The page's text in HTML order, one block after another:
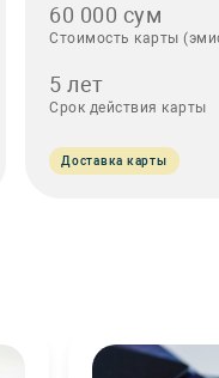
60 000 сум
Стоимость карты
5 лет
Срок действия карты
Доставка карты